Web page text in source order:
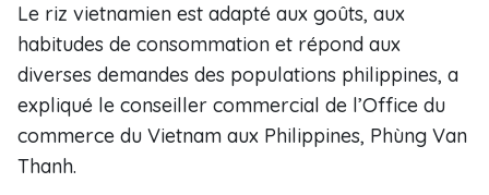
Le riz vietnamien est adapté aux goûts, aux
habitudes de consommation et répond aux
diverses demandes des populations philippines, a
expliqué le conseiller commercial de l’Office du
commerce du Vietnam aux Philippines, Phùng Van
Thanh.